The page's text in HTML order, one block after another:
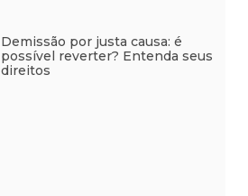
Demissão por justa causa: é
possível reverter? Entenda seus
direitos